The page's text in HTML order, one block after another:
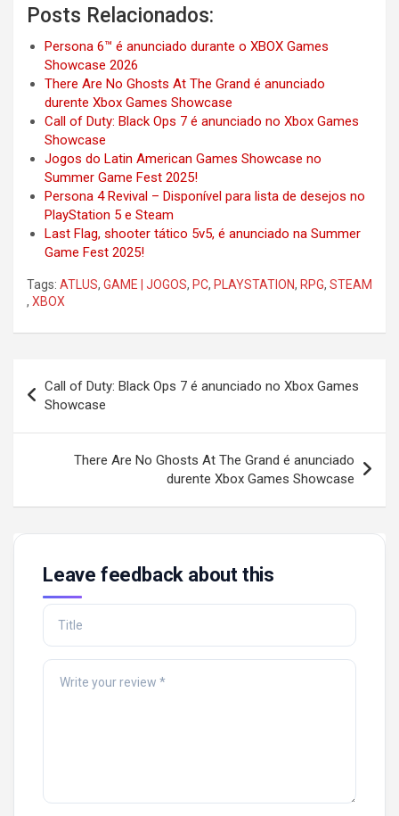
Posts Relacionados:
Persona 6™ é anunciado durante o XBOX Games
Showcase 2026
There Are No Ghosts At The Grand é anunciado
durente Xbox Games Showcase
Call of Duty: Black Ops 7 é anunciado no Xbox Games
Showcase
Jogos do Latin American Games Showcase no
Summer Game Fest 2025!
Persona 4 Revival – Disponível para lista de desejos no
PlayStation 5 e Steam
Last Flag, shooter tático 5v5, é anunciado na Summer
Game Fest 2025!
Tags: ATLUS, GAME | JOGOS, PC, PLAYSTATION, RPG, STEAM
, XBOX
navigation
Call of Duty: Black Ops 7 é anunciado no Xbox Games
Showcase
There Are No Ghosts At The Grand é anunciado
durente Xbox Games Showcase
Leave feedback about this